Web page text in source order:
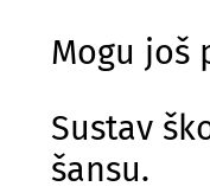
Mogu još
Sustav
šansu.